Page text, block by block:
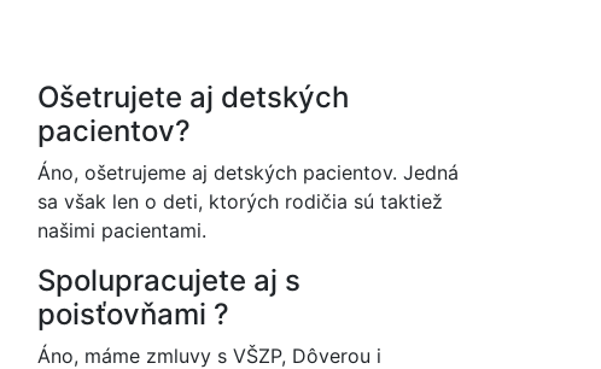
Ošetrujete aj detských
pacientov?
Áno, ošetrujeme aj detských pacientov. Jedná
sa však len o deti, ktorých rodičia sú taktiež
našimi pacientami.
Spolupracujete aj s
poisťovňami ?
Áno, máme zmluvy s VŠZP, Dôverou i